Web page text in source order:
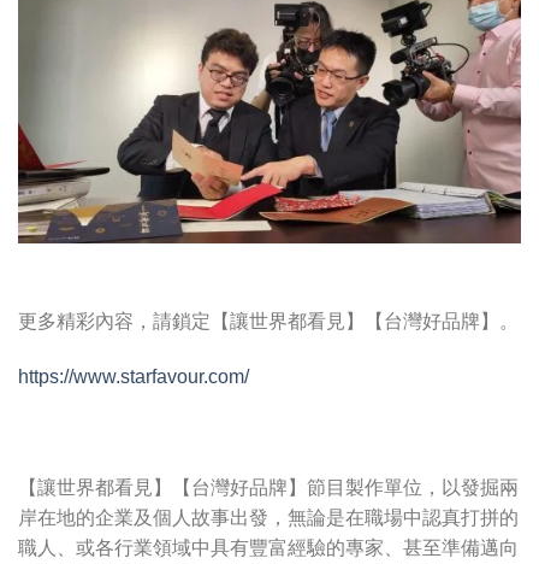
更多精彩內容，請鎖定【讓世界都看見】【台灣好品牌】。
https://www.starfavour.com/
【讓世界都看見】【台灣好品牌】節目製作單位，以發掘兩
岸在地的企業及個人故事出發，無論是在職場中認真打拼的
職人、或各行業領域中具有豐富經驗的專家、甚至準備邁向